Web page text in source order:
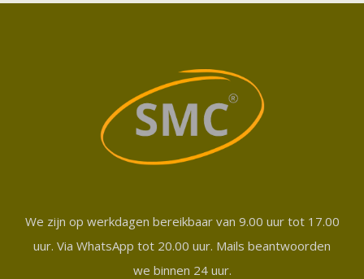
We zijn op werkdagen bereikbaar van 9.00 uur tot 17.00
uur. Via WhatsApp tot 20.00 uur. Mails beantwoorden
we binnen 24 uur.